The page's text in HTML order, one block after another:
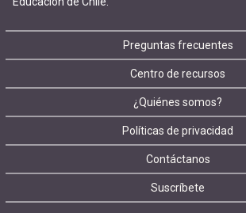
Footer
menu
Preguntas frecuentes
Centro de recursos
¿Quiénes somos?
Políticas de privacidad
Contáctanos
Suscríbete